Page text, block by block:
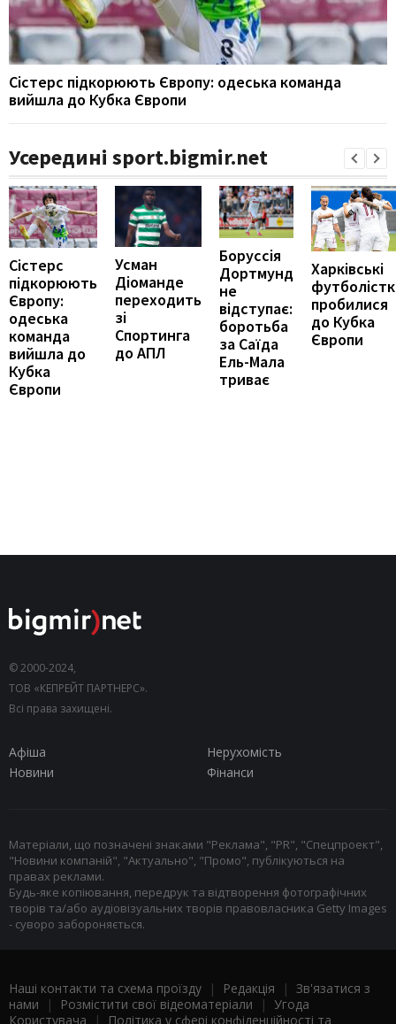
Сістерс підкорюють Європу: одеська команда
вийшла до Кубка Європи
Усередині sport.bigmir.net
Сістерс
підкорюють
Європу:
одеська
команда
вийшла до
Кубка
Європи
Усман
Діоманде
переходить
зі
Спортинга
до АПЛ
Боруссія
Дортмунд
не
відступає:
боротьба
за Саїда
Ель-Мала
триває
Харківські
пробилися
до Кубка
Європи
© 2000-2024,
ТОВ «КЕПРЕЙТ ПАРТНЕРС».
Всі права захищені.
Афіша
Нерухомість
Новини
Фінанси
Матеріали, що позначені знаками "Реклама", "PR", "Спецпроект",
"Новини компаній", "Актуально", "Промо", публікуються на
правах реклами.
Будь-яке копіювання, передрук та відтворення фотографічних
творів та/або аудіовізуальних творів правовласника Getty Images
- суворо забороняється.
Наші контакти та схема проїзду | Редакція | Зв'язатися з
нами | Розмістити свої відеоматеріали | Угода
Користувача | Політика у сфері конфіденційності та